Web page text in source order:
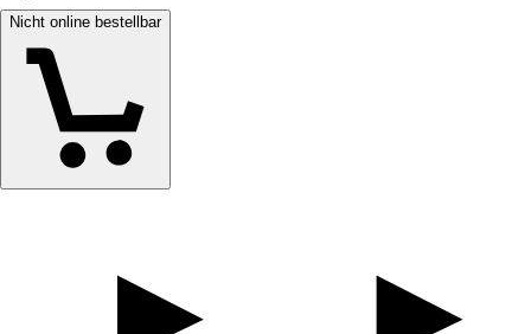
Nicht online bestellbar